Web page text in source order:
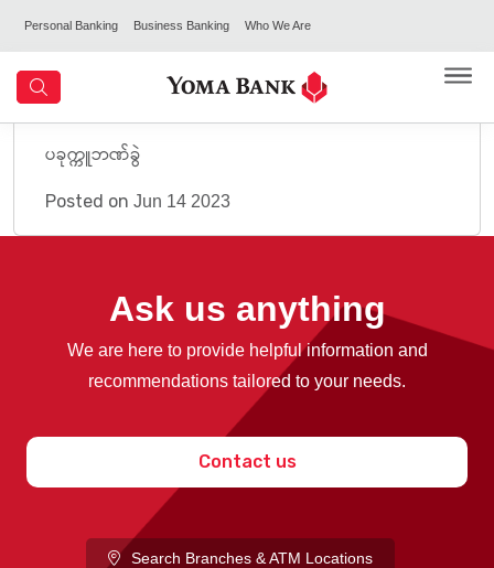
Personal Banking Business Banking Who We Are
ပခုက္ကူဘဏ်ခွဲ
Posted on Jun 14 2023
Ask us anything
We are here to provide helpful information and
recommendations tailored to your needs.
Contact us
Search Branches & ATM Locations